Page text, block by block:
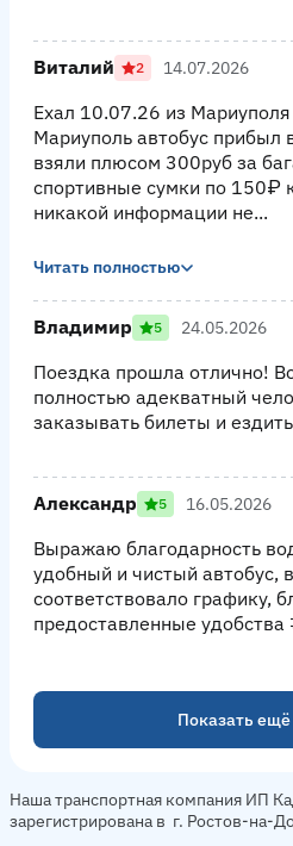
Виталий 2 14.07.2026
Ехал 10.07.26 из
Мариуполь автобус прибыл
взяли плюсом 300руб за
спортивные сумки по 150₽
никакой информации не...
Читать полностью
Владимир 5 24.05.2026
Поездка прошла отлично!
полностью адекватный
заказывать билеты и
Александр 5 16.05.2026
Выражаю благодарность
удобный и чистый автобус,
соответствовало графику,
предоставленные удобства
Показать
Наша транспортная компания ИП
зарегистрирована в г. Ростов-на-